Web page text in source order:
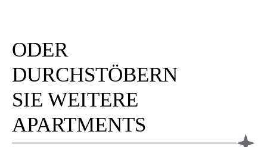
ODER
DURCHSTÖBERN
SIE WEITERE
APARTMENTS